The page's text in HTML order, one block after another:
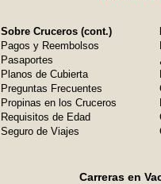
Sobre Cruceros (cont.)
Pagos y Reembolsos
Pasaportes
Planos de Cubierta
Preguntas Frecuentes
Propinas en los Cruceros
Requisitos de Edad
Seguro de Viajes
Carreras en